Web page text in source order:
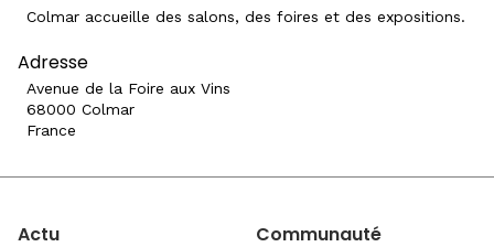
Colmar accueille des salons, des foires et des expositions.
Adresse
Avenue de la Foire aux Vins
68000 Colmar
France
Actu Communauté